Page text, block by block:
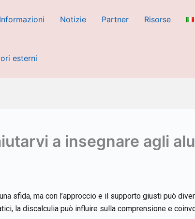
Informazioni Notizie Partner Risorse
esterni
a insegnare agli
sfida, ma con l’approccio e il supporto giusti può
la discalculia può influire sulla comprensione e